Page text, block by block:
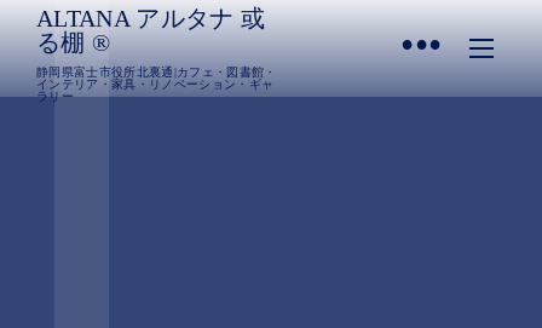
ALTANA アルタナ 或
る棚 ®︎
静岡県富士市役所北裏通|カフェ・図書館・
インテリア・家具・リノベーション・ギャ
ラリー
•